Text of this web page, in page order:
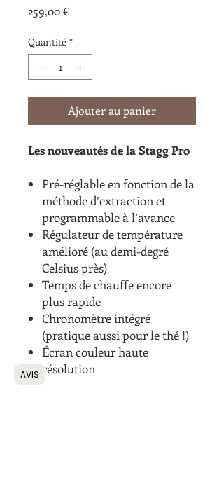
259,00 €Prix
Quantité *
Ajouter au panier
Les nouveautés de la Stagg Pro
Pré-réglable en fonction de la
méthode d’extraction et
programmable à l’avance
Régulateur de température
amélioré (au demi-degré
Celsius près)
Temps de chauffe encore
plus rapide
Chronomètre intégré
(pratique aussi pour le thé !)
Écran couleur haute
résolution
AVIS